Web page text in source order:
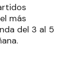
más
del 3 al 5